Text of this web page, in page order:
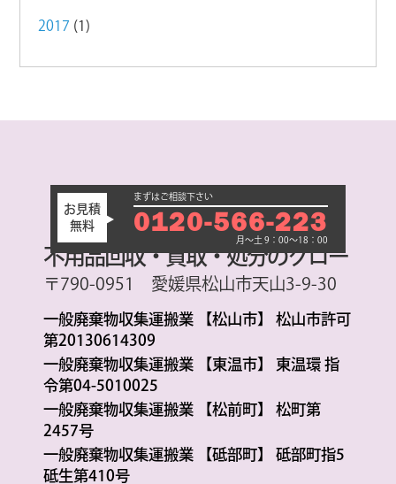
2017 (1)
お見積
無料
まずはご相談下さい
0120-566-223
月～土 9：00～18：00
不用品回収・買取・処分のグロー
〒790-0951 愛媛県松山市天山3-9-30
一般廃棄物収集運搬業 【松山市】 松山市許可
第20130614309
一般廃棄物収集運搬業 【東温市】 東温環 指
令第04-5010025
一般廃棄物収集運搬業 【松前町】 松町第
2457号
一般廃棄物収集運搬業 【砥部町】 砥部町指5
砥生第410号